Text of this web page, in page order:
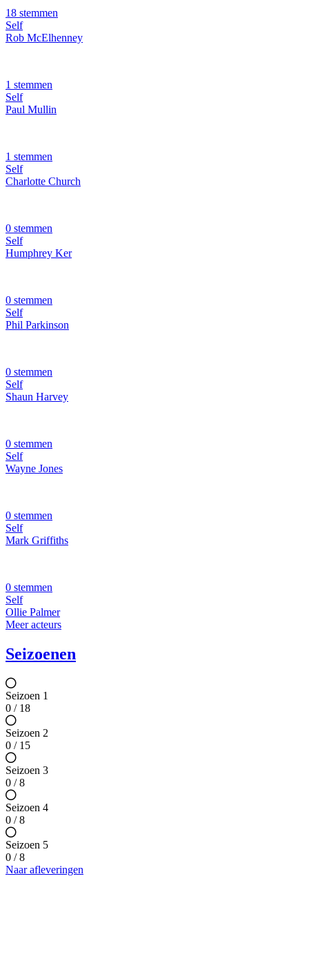
18 stemmen
Self
Rob McElhenney
1 stemmen
Self
Paul Mullin
1 stemmen
Self
Charlotte Church
0 stemmen
Self
Humphrey Ker
0 stemmen
Self
Phil Parkinson
0 stemmen
Self
Shaun Harvey
0 stemmen
Self
Wayne Jones
0 stemmen
Self
Mark Griffiths
0 stemmen
Self
Ollie Palmer
Meer acteurs
Seizoenen
Seizoen 1
0 / 18
Seizoen 2
0 / 15
Seizoen 3
0 / 8
Seizoen 4
0 / 8
Seizoen 5
0 / 8
Naar afleveringen